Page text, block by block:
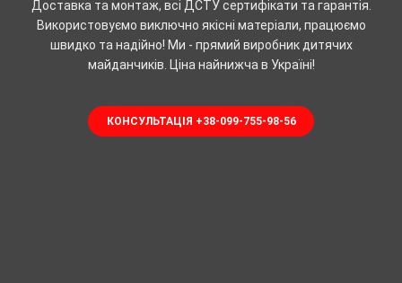
Доставка та монтаж, всі ДСТУ сертифікати та гарантія.
Використовуємо виключно якісні матеріали, працюємо
швидко та надійно! Ми - прямий виробник дитячих
майданчиків. Ціна найнижча в Україні!
КОНСУЛЬТАЦІЯ +38-099-755-98-56